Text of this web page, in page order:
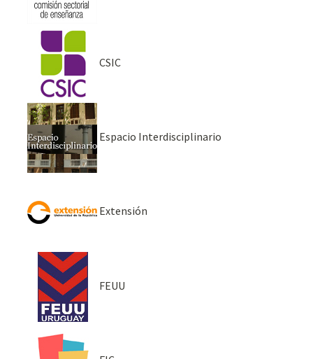
CSIC
Espacio Interdisciplinario
Extensión
FEUU